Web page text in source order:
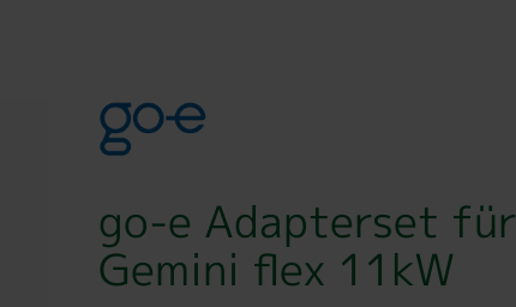
go-e Adapterset für
Gemini flex 11kW